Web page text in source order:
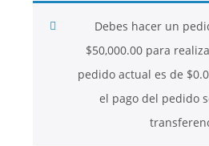
SE USAN PARA
BISUTERÍA YDebes hacer un
$50,000.00para
pedido actual es de $
el pago del pedido